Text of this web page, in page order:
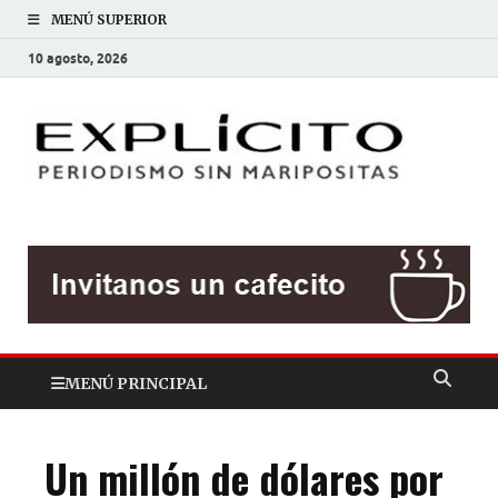
MENÚ SUPERIOR
10 agosto, 2026
MENÚ PRINCIPAL
Un millón de dólares por